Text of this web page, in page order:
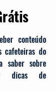
conteúdo
cafeteiras do
saber sobre
e dicas de